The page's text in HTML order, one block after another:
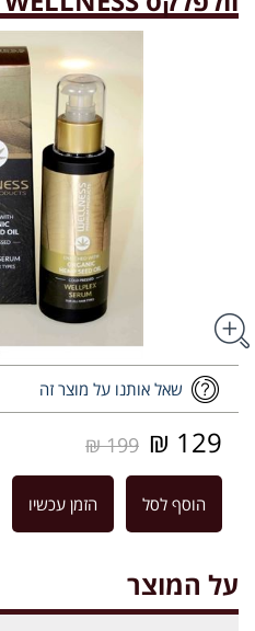
שאל אותנו על מוצר זה
129 ₪
199 ₪
הוסף לסל הזמן עכשיו
על המוצר